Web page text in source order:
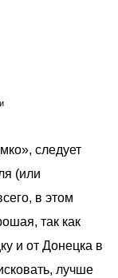
следует
(или
в этом
так как
и от Донецка в
лучше